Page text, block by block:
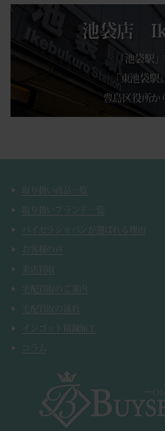
池袋店
「池袋駅
「東池袋駅
豊島区役所か
取り扱い商品一覧
取り扱いブランド一覧
バイセラジャパンが選ばれる理由
お客様の声
来店買取
宅配買取のご案内
宅配買取の流れ
インゴット精錬加工
コラム